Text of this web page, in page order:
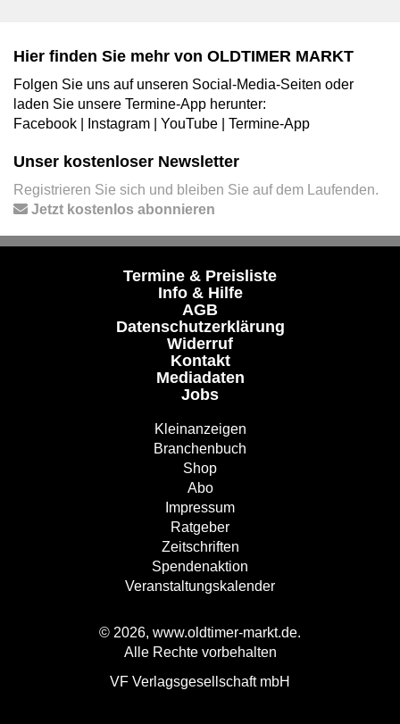
Hier finden Sie mehr von OLDTIMER MARKT
Folgen Sie uns auf unseren Social-Media-Seiten oder
laden Sie unsere Termine-App herunter:
Facebook
Instagram YouTube Termine-App
Unser kostenloser Newsletter
Registrieren Sie sich und bleiben Sie auf dem Laufenden.
Jetzt kostenlos abonnieren
Termine & Preisliste
Info & Hilfe
AGB
Datenschutzerklärung
Widerruf
Kontakt
Mediadaten
Jobs
Kleinanzeigen
Branchenbuch
Shop
Abo
Impressum
Ratgeber
Zeitschriften
Spendenaktion
Veranstaltungskalender
© 2026, www.oldtimer-markt.de.
Alle Rechte vorbehalten
VF Verlagsgesellschaft mbH